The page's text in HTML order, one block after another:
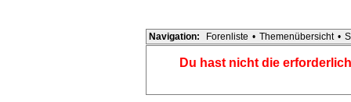
Navigation: Forenliste • Themenübersicht •
Du hast nicht die